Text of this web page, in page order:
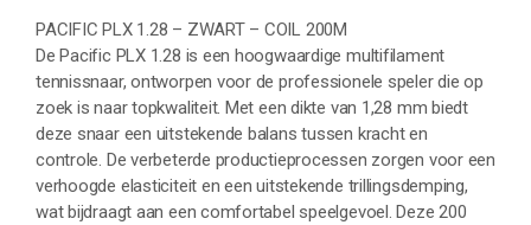
€250.00.€239.95.
PACIFIC PLX 1.28 – ZWART – COIL 200M
De Pacific PLX 1.28 is een hoogwaardige multifilament
tennissnaar, ontworpen voor de professionele speler die op
zoek is naar topkwaliteit. Met een dikte van 1,28 mm biedt
deze snaar een uitstekende balans tussen kracht en
controle. De verbeterde productieprocessen zorgen voor een
verhoogde elasticiteit en een uitstekende trillingsdemping,
wat bijdraagt aan een comfortabel speelgevoel. Deze 200